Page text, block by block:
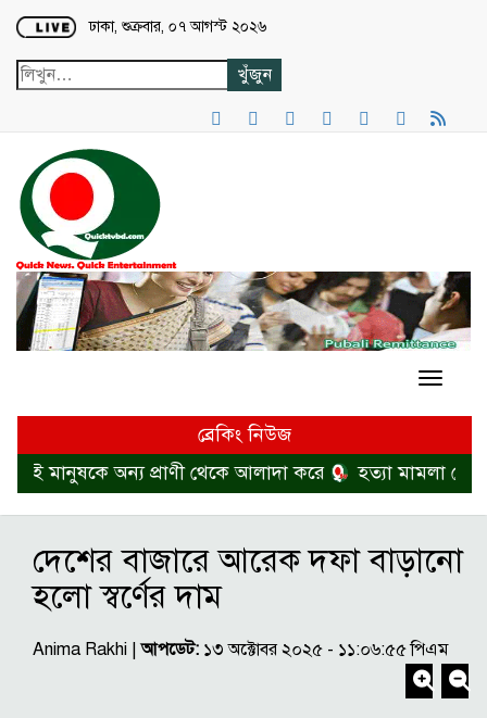
Loading...
ঢাকা, শুক্রবার, ০৭ আগস্ট ২০২৬
ব্রেকিং নিউজ
মানুষকে অন্য প্রাণী থেকে আলাদা করে
হত্যা মামলা থেকে
দেশের বাজারে আরেক দফা বাড়ানো
হলো স্বর্ণের দাম
Anima Rakhi |আপডেট: ১৩ অক্টোবর ২০২৫ - ১১:০৬:৫৫ পিএম